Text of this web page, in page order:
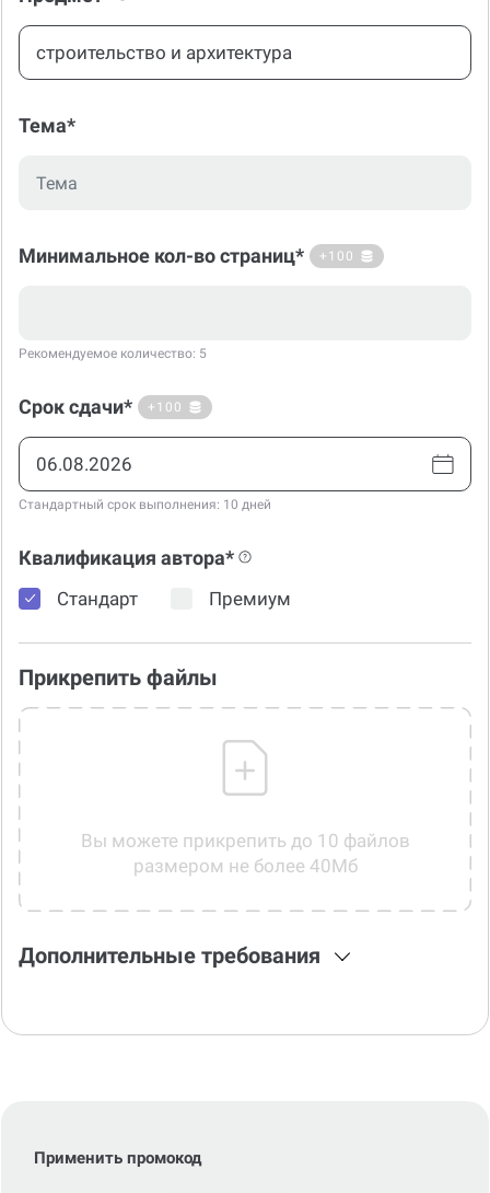
Тема*
Минимальное кол-во страниц* +100
Рекомендуемое количество: 5
Срок сдачи* +100
Стандартный срок выполнения: 10 дней
Квалификация автора*
Стандарт Премиум
Прикрепить файлы
Вы можете прикрепить до 10 файлов
размером не более 40Мб
Дополнительные требования
Применить промокод